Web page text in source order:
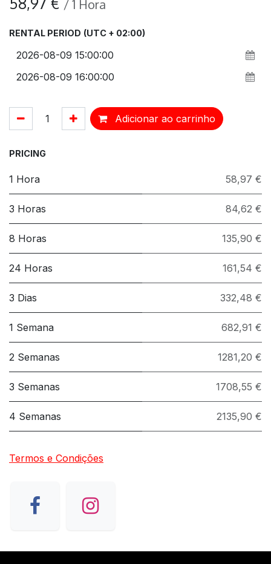
/1 Hora
RENTAL PERIOD (UTC + 02:00)
Adicionar ao carrinho
PRICING
1 Hora 58,97 €
3 Horas 84,62 €
8 Horas 135,90 €
24 Horas 161,54 €
3 Dias 332,48 €
1 Semana 682,91 €
2 Semanas 1281,20 €
3 Semanas 1708,55 €
4 Semanas 2135,90 €
Termos e Condições